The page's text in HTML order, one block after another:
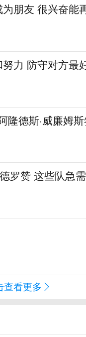
朋友 很兴奋能
力 防守对方最
隆德斯·威廉姆
罗赞 这些队急
查看更多